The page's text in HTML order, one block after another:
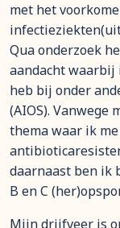
met het
Qua onderzoek
aandacht waarbij
heb bij onder
(AIOS).
thema waar ik
daarnaast ben ik
B en C
Mijn drijfveer is